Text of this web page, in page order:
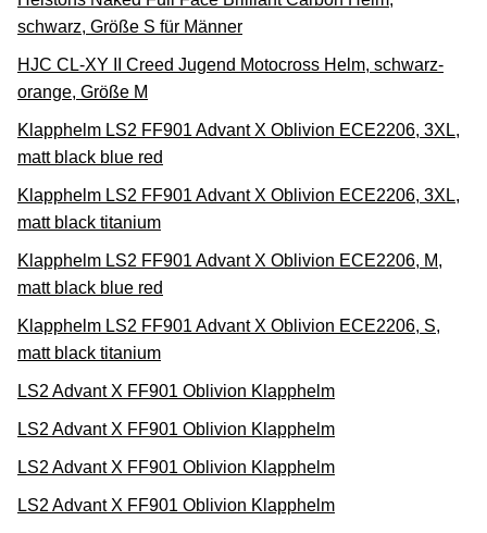
schwarz, Größe S für Männer
HJC CL-XY II Creed Jugend Motocross Helm, schwarz-
orange, Größe M
Klapphelm LS2 FF901 Advant X Oblivion ECE2206, 3XL,
matt black blue red
Klapphelm LS2 FF901 Advant X Oblivion ECE2206, 3XL,
matt black titanium
Klapphelm LS2 FF901 Advant X Oblivion ECE2206, M,
matt black blue red
Klapphelm LS2 FF901 Advant X Oblivion ECE2206, S,
matt black titanium
LS2 Advant X FF901 Oblivion Klapphelm
LS2 Advant X FF901 Oblivion Klapphelm
LS2 Advant X FF901 Oblivion Klapphelm
LS2 Advant X FF901 Oblivion Klapphelm